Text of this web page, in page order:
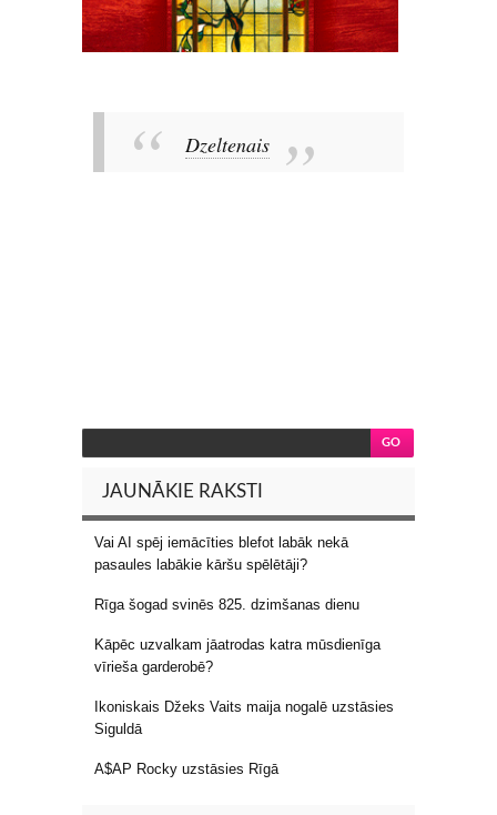
Dzeltenais
JAUNĀKIE RAKSTI
Vai AI spēj iemācīties blefot labāk nekā
pasaules labākie kāršu spēlētāji?
Rīga šogad svinēs 825. dzimšanas dienu
Kāpēc uzvalkam jāatrodas katra mūsdienīga
vīrieša garderobē?
Ikoniskais Džeks Vaits maija nogalē uzstāsies
Siguldā
A$AP Rocky uzstāsies Rīgā